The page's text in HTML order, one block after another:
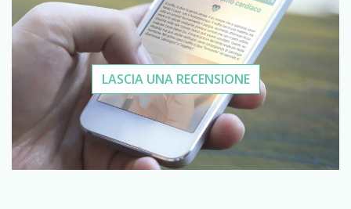
LASCIA UNA RECENSIONE